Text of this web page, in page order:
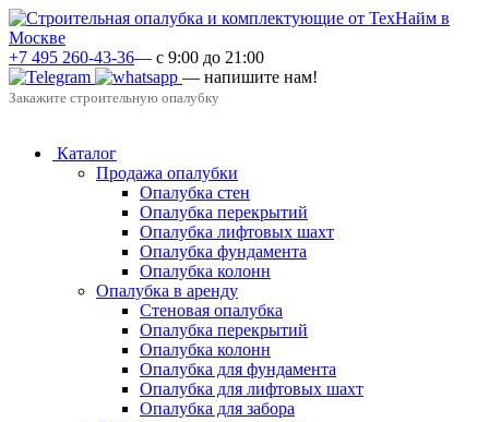
+7 495 260-43-36— с 9:00 до 21:00
— напишите нам!
Закажите строительную опалубку
Каталог
Продажа опалубки
Опалубка стен
Опалубка перекрытий
Опалубка лифтовых шахт
Опалубка фундамента
Опалубка колонн
Опалубка в аренду
Стеновая опалубка
Опалубка перекрытий
Опалубка колонн
Опалубка для фундамента
Опалубка для лифтовых шахт
Опалубка для забора